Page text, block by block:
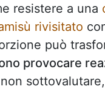
resistere a una
rivisitato
può
provocare
sottovalutare,